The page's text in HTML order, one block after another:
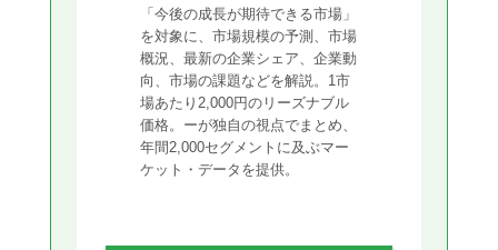
「今後の成長が期待できる市場」
を対象に、市場規模の予測、市場
概況、最新の企業シェア、企業動
向、市場の課題などを解説。1市
場あたり2,000円のリーズナブル
価格。ーが独自の視点でまとめ、
年間2,000セグメントに及ぶマー
ケット・データを提供。